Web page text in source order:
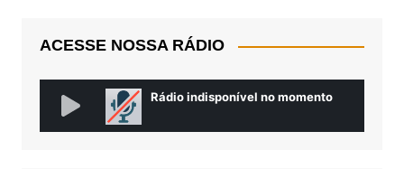
ACESSE NOSSA RÁDIO